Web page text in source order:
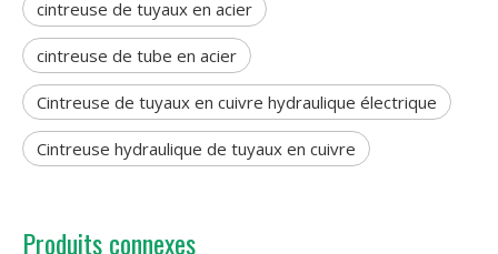
cintreuse de tuyaux en acier
cintreuse de tube en acier
Cintreuse de tuyaux en cuivre hydraulique électrique
Cintreuse hydraulique de tuyaux en cuivre
Produits connexes